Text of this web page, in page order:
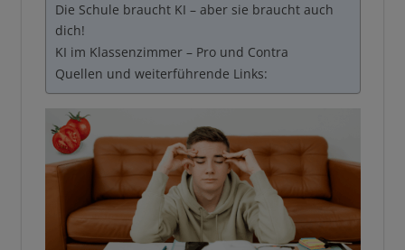
Die Schule braucht KI – aber sie braucht auch
dich!
KI im Klassenzimmer – Pro und Contra
Quellen und weiterführende Links: